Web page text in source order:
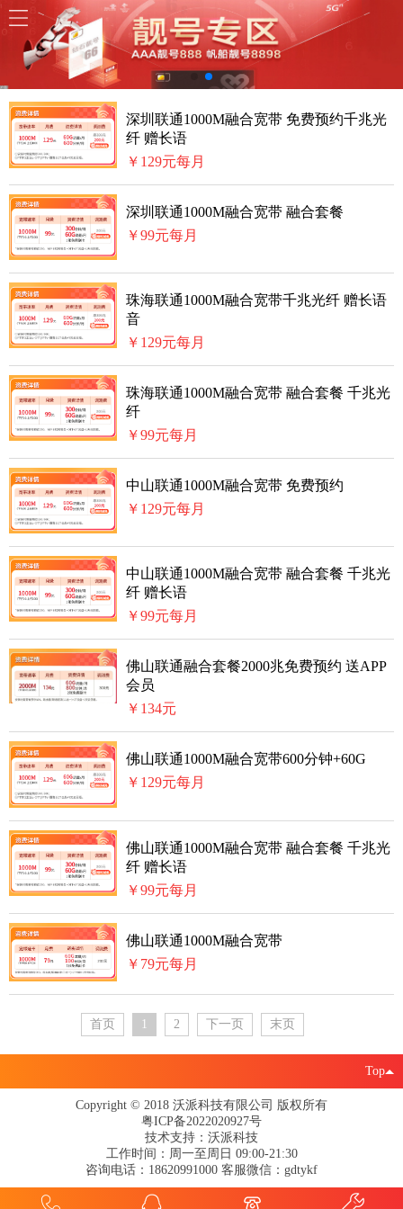
深圳联通1000M融合宽带 免费预约千兆光
纤 赠长语
￥129元每月
深圳联通1000M融合宽带 融合套餐
￥99元每月
珠海联通1000M融合宽带千兆光纤 赠长语
音
￥129元每月
珠海联通1000M融合宽带 融合套餐 千兆光
纤
￥99元每月
中山联通1000M融合宽带 免费预约
￥129元每月
中山联通1000M融合宽带 融合套餐 千兆光
纤 赠长语
￥99元每月
佛山联通融合套餐2000兆免费预约 送APP
会员
￥134元
佛山联通1000M融合宽带600分钟+60G
￥129元每月
佛山联通1000M融合宽带 融合套餐 千兆光
纤 赠长语
￥99元每月
佛山联通1000M融合宽带
￥79元每月
首页 1 2 下一页 末页
Top
Copyright © 2018 沃派科技有限公司 版权所有
粤ICP备2022020927号
技术支持：沃派科技
工作时间：周一至周日 09:00-21:30
咨询电话：18620991000 客服微信：gdtykf